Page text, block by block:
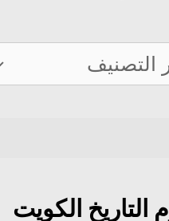
الكويت